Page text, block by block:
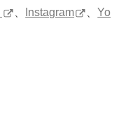
Instagram 、Yo